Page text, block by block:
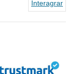
Interagrar